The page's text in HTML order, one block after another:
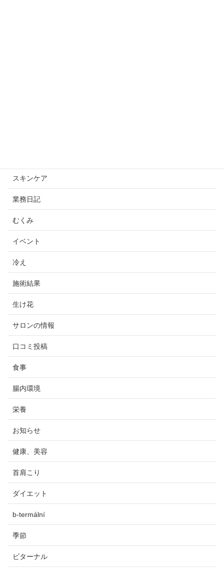
スキンケア
業務日記
むくみ
イベント
冷え
施術結果
生け花
サロンの情報
口コミ投稿
食事
腸内環境
栄養
お知らせ
健康、美容
首肩こり
ダイエット
b-termální
季節
ビターナル